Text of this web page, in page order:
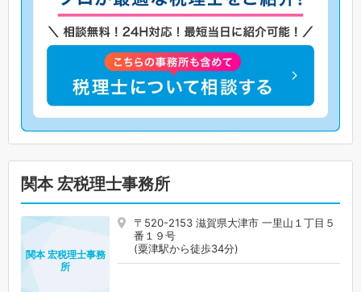
関本 宏税理士事務所
〒520-2153 滋賀県大津市 一里山１丁目５
番１９号
(粟津駅から徒歩34分)
関本 宏税理士事務
所